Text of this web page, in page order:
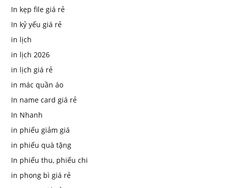
In kẹp file giá rẻ
In kỷ yếu giá rẻ
in lịch
in lịch 2026
in lịch giá rẻ
in mác quần áo
In name card giá rẻ
In Nhanh
in phiếu giảm giá
in phiếu quà tặng
In phiếu thu, phiếu chi
in phong bì giá rẻ